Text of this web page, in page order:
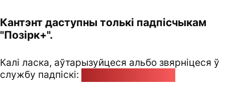
Кантэнт даступны толькі падпісчыкам
"Позірк+".
Калі ласка, аўтарызуйцеся альбо звярніцеся ў
службу падпіскі: